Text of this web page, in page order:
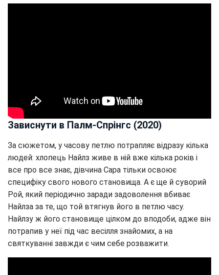
Зависнути в Палм-Спрінгс (2020)
За сюжетом, у часову петлю потрапляє відразу кілька
людей: хлопець Найлз живе в ній вже кілька років і
все про все знає, дівчина Сара тільки освоює
специфіку свого нового становища. А є ще й суворий
Рой, який періодично заради задоволення вбиває
Найлза за те, що той втягнув його в петлю часу.
Найлзу ж його становище цілком до вподоби, адже він
потрапив у неї під час весілля знайомих, а на
святкуванні завжди є чим себе розважити.